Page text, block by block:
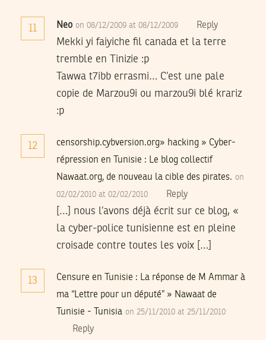
11 Neo on 08/12/2009 at 08/12/2009 Reply
Mekki yi faiyiche fil canada et la terre
tremble en Tinizie :p
Tawwa t7ibb errasmi… C’est une pale
copie de Marzou9i ou marzou9i blé krariz
:p
12
censorship.cybversion.org» hacking » Cyber-
répression en Tunisie : Le blog collectif
Nawaat.org, de nouveau la cible des pirates. on
02/02/2010 at 02/02/2010 Reply
[…] nous l’avons déjà écrit sur ce blog, «
la cyber-police tunisienne est en pleine
croisade contre toutes les voix […]
13
Censure en Tunisie : La réponse de M Ammar à
ma “Lettre pour un député” » Nawaat de
Tunisie - Tunisia on 25/11/2010 at 25/11/2010
Reply